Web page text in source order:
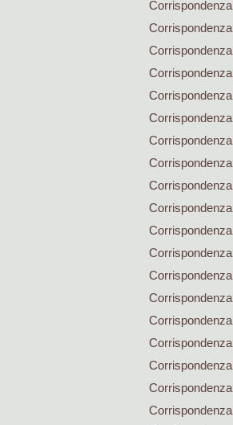
Corrispondenza
Corrispondenza
Corrispondenza
Corrispondenza
Corrispondenza
Corrispondenza
Corrispondenza
Corrispondenza
Corrispondenza
Corrispondenza
Corrispondenza
Corrispondenza
Corrispondenza
Corrispondenza
Corrispondenza
Corrispondenza
Corrispondenza
Corrispondenza
Corrispondenza